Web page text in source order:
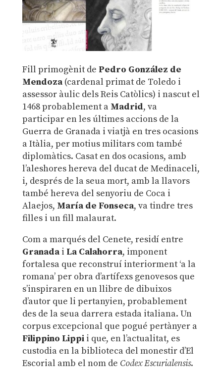
Fill primogènit de Pedro González de
Mendoza(cardenal primat de Toledo i
assessor àulic dels Reis Catòlics) i nascut el
1468 probablement a Madrid, va
participar en les últimes accions de la
Guerra de Granada i viatjà en tres ocasions
a Itàlia, per motius militars com també
diplomàtics. Casat en dos ocasions, amb
l’aleshores hereva del ducat de Medinaceli,
i, després de la seua mort, amb la llavors
també hereva del senyoriu de Coca i
Alaejos, María de Fonseca, va tindre tres
filles i un fill malaurat.
Com a marqués del Cenete, residí entre
Granadai La Calahorra, imponent
fortalesa que reconstruí interiorment ‘a la
romana’ per obra d’artífexs genovesos que
s’inspiraren en un llibre de dibuixos
d’autor que li pertanyien, probablement
des de la seua darrera estada italiana. Un
corpus excepcional que pogué pertànyer a
Filippino Lippii que, en l’actualitat, es
custodia en la biblioteca del monestir d’El
Escorial amb el nom de Codex Escurialensis.